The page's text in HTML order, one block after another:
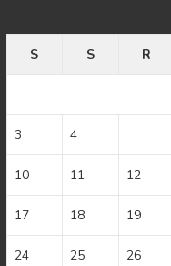
S
S R
3 4
10 11 12
17 18 19
24 25 26